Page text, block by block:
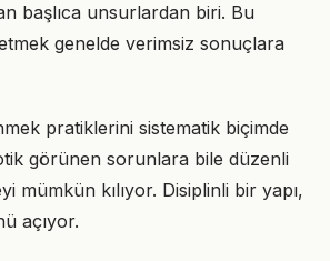
başlıca unsurlardan biri. Bu
genelde verimsiz sonuçlara
pratiklerini sistematik biçimde
görünen sorunlara bile düzenli
mümkün kılıyor. Disiplinli bir yapı,
açıyor.